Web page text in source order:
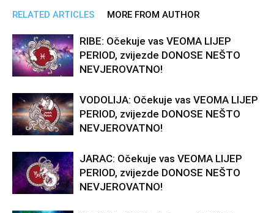
RELATED ARTICLES MORE FROM AUTHOR
RIBE: Očekuje vas VEOMA LIJEP
PERIOD, zvijezde DONOSE NEŠTO
NEVJEROVATNO!
VODOLIJA: Očekuje vas VEOMA LIJEP
PERIOD, zvijezde DONOSE NEŠTO
NEVJEROVATNO!
JARAC: Očekuje vas VEOMA LIJEP
PERIOD, zvijezde DONOSE NEŠTO
NEVJEROVATNO!